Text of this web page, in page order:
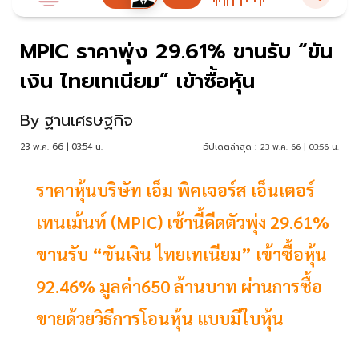
MPIC ราคาพุ่ง 29.61% ขานรับ “ขัน
เงิน ไทยเทเนียม” เข้าซื้อหุ้น
By ฐานเศรษฐกิจ
23 พ.ค. 66 | 03:54 น. อัปเดตล่าสุด : 23 พ.ค. 66 | 03:56 น.
ราคาหุ้นบริษัท เอ็ม พิคเจอร์ส เอ็นเตอร์
เทนเม้นท์ (MPIC) เช้านี้ดีดตัวพุ่ง 29.61%
ขานรับ “ขันเงิน ไทยเทเนียม” เข้าซื้อหุ้น
92.46% มูลค่า650 ล้านบาท ผ่านการซื้อ
ขายด้วยวิธีการโอนหุ้น แบบมีใบหุ้น